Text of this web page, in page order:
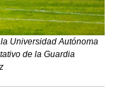
Universidad Autónoma
de la Guardia